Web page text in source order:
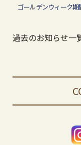
ゴールデンウィーク
過去のお知らせ一